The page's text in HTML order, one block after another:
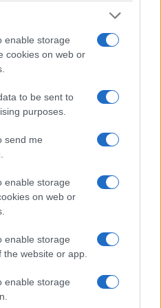
enable storage
cookies on web or
to be sent to
purposes.
send me
enable storage
on web or
enable storage
website or app.
enable storage
«Compact Πολυτελές
Πολυτελές Sedan». Η Σειρά
κατηγορίες τους στην
ξεχωριστό και σπορ
με μια νέα σχεδιαστική
συστημάτων κίνησης και
στυλ. Σε αυτά
System 9, το BMW iDrive με
Με αυτά τα
αγορά. Η εμφάνισή της
στην ψηφοφορία «autonis»